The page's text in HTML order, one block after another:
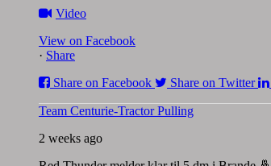
Video
View on Facebook
· Share
Share on Facebook
Share on Twitter
Team Centurie-Tractor Pulling
2 weeks ago